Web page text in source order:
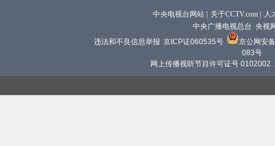
中央电视台网站 关于CCTV.com
人
中央广播电视总台 央视
违法和不良信息举报 京ICP证060535号
京公网安
083号
网上传播视听节目许可证号